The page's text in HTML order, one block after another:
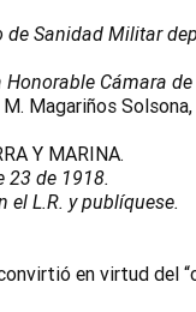
de Sanidad Militar
Honorable Cámara
Magariños
Y MARINA.
23 de 1918.
el L.R. y publíquese.
en virtud del